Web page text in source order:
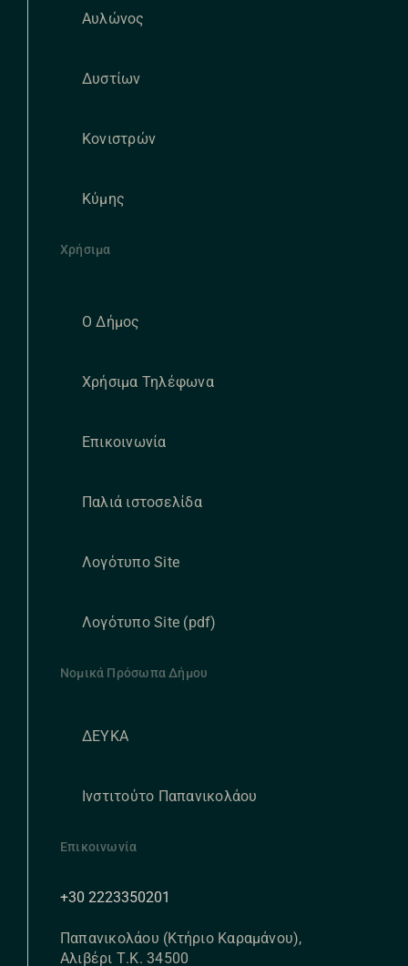
Αυλώνος
Δυστίων
Κονιστρών
Κύμης
Χρήσιμα
Ο Δήμος
Χρήσιμα Τηλέφωνα
Επικοινωνία
Παλιά ιστοσελίδα
Λογότυπο Site
Λογότυπο Site (pdf)
Νομικά Πρόσωπα Δήμου
ΔΕΥΚΑ
Ινστιτούτο Παπανικολάου
Επικοινωνία
+30 2223350201
Παπανικολάου (Κτήριο Καραμάνου),
Αλιβέρι Τ.Κ. 34500